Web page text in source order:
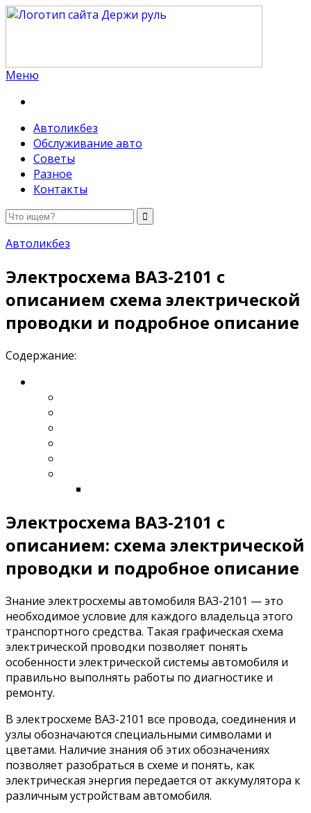
Меню
Автоликбез
Обслуживание авто
Советы
Разное
Контакты
Автоликбез
Электросхема ВАЗ-2101 с
описанием схема электрической
проводки и подробное описание
Содержание:
Электросхема ВАЗ-2101 с
описанием: схема электрической
проводки и подробное описание
Знание электросхемы автомобиля ВАЗ-2101 — это
необходимое условие для каждого владельца этого
транспортного средства. Такая графическая схема
электрической проводки позволяет понять
особенности электрической системы автомобиля и
правильно выполнять работы по диагностике и
ремонту.
В электросхеме ВАЗ-2101 все провода, соединения и
узлы обозначаются специальными символами и
цветами. Наличие знания об этих обозначениях
позволяет разобраться в схеме и понять, как
электрическая энергия передается от аккумулятора к
различным устройствам автомобиля.